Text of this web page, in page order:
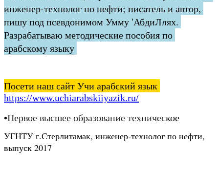
инженер-технолог по нефти; писатель и автор,
пишу под псевдонимом Умму 'АбдиЛлях.
Разрабатываю методические пособия по
арабскому языку
https://www.uchiarabskiiyazik.ru/
•Первое высшее образование техническое
УГНТУ г.Стерлитамак, инженер-технолог по нефти,
выпуск 2017